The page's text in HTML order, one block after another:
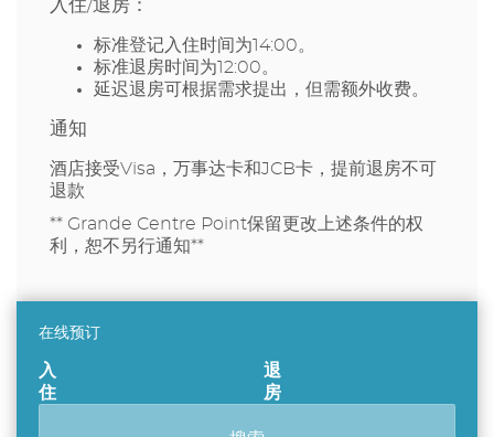
入住/退房：
标准登记入住时间为14:00。
标准退房时间为12:00。
延迟退房可根据需求提出，但需额外收费。
通知
酒店接受Visa，万事达卡和JCB卡，提前退房不可
退款
** Grande Centre Point保留更改上述条件的权
利，恕不另行通知**
在线预订